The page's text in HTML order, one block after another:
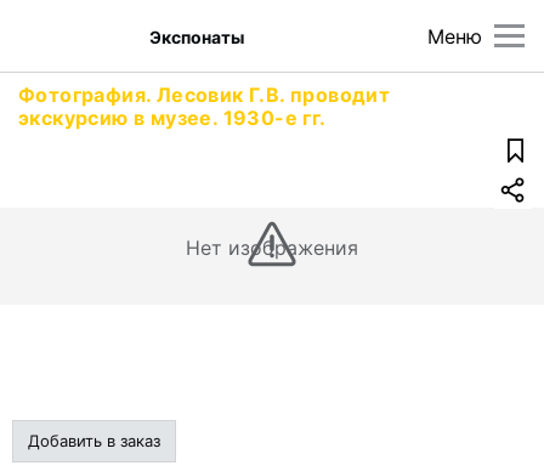
Меню
Экспонаты
Фотография. Лесовик Г.В. проводит
экскурсию в музее. 1930-е гг.
Нет изображения
Добавить в заказ